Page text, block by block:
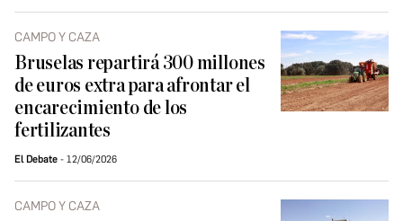
CAMPO Y CAZA
Bruselas repartirá 300 millones
de euros extra para afrontar el
encarecimiento de los
fertilizantes
El Debate 12/06/2026
CAMPO Y CAZA